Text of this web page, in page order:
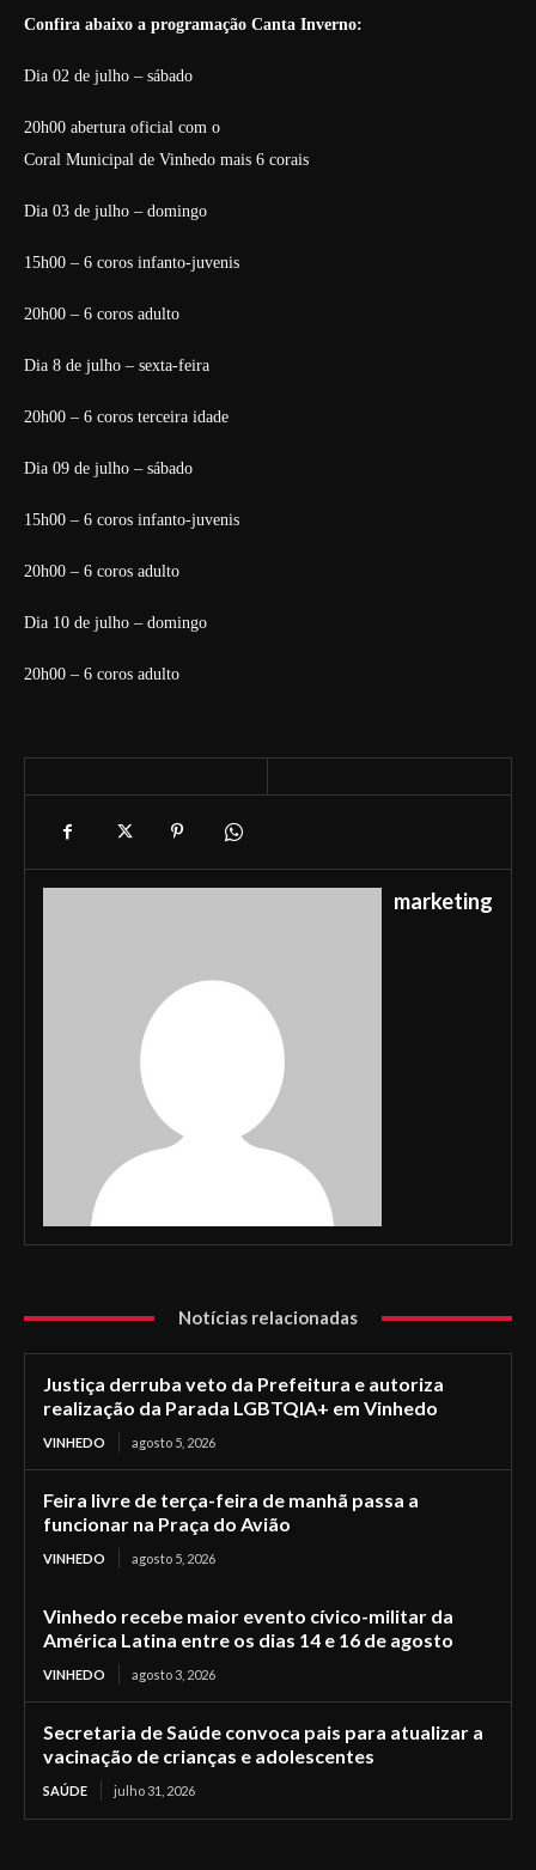
Confira abaixo a programação Canta Inverno:
Dia 02 de julho – sábado
20h00 abertura oficial com o
Coral Municipal de Vinhedo mais 6 corais
Dia 03 de julho – domingo
15h00 – 6 coros infanto-juvenis
20h00 – 6 coros adulto
Dia 8 de julho – sexta-feira
20h00 – 6 coros terceira idade
Dia 09 de julho – sábado
15h00 – 6 coros infanto-juvenis
20h00 – 6 coros adulto
Dia 10 de julho – domingo
20h00 – 6 coros adulto
marketing
Notícias relacionadas
Justiça derruba veto da Prefeitura e autoriza
realização da Parada LGBTQIA+ em Vinhedo
VINHEDO agosto 5, 2026
Feira livre de terça-feira de manhã passa a
funcionar na Praça do Avião
VINHEDO agosto 5, 2026
Vinhedo recebe maior evento cívico-militar da
América Latina entre os dias 14 e 16 de agosto
VINHEDO agosto 3, 2026
Secretaria de Saúde convoca pais para atualizar a
vacinação de crianças e adolescentes
SAÚDE julho 31, 2026